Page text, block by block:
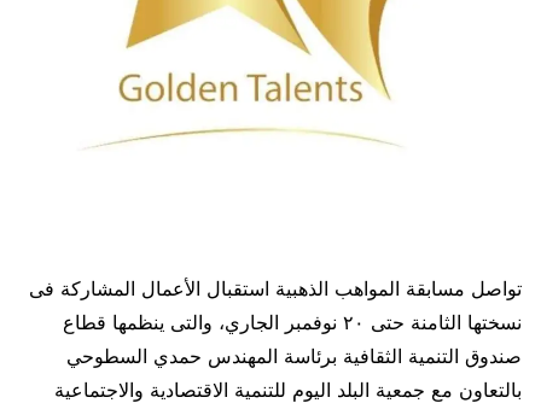
تواصل مسابقة المواهب الذهبية استقبال الأعمال المشاركة فى
نسختها الثامنة حتى ٢٠ نوفمبر الجاري، والتى ينظمها قطاع
صندوق التنمية الثقافية برئاسة المهندس حمدي السطوحي
بالتعاون مع جمعية البلد اليوم للتنمية الاقتصادية والاجتماعية